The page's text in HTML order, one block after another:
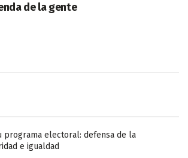
de la gente
programa electoral: defensa de la
e igualdad